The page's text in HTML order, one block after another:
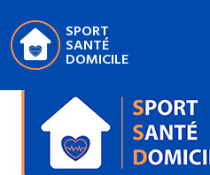
SPORT
SANTÉ
DOMICILE